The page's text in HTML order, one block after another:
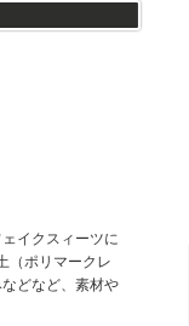
イクスィーツに
（ポリマークレ
どなど、素材や